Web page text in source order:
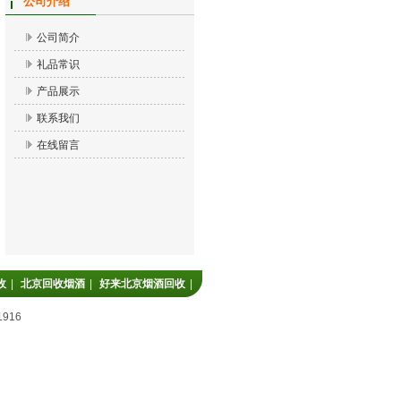
公司简介
礼品常识
产品展示
联系我们
在线留言
北京回收烟酒 好来北京烟酒回收